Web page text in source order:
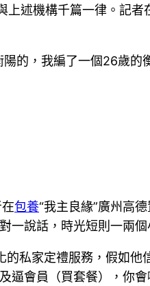
述機構千篇一律。記者
陽的，我編了一個26歲
包養“我主良緣”廣州高
一說話，時光短則一兩
私家定禮服務，假如
逼會員（買套餐），你